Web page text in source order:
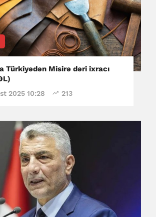
Türkiyədən Misirə dəri ixracı
2025 10:28 213